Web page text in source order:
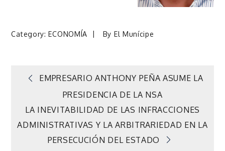
Category: ECONOMÍA By El Munícipe
Navegación
de
entradas
EMPRESARIO ANTHONY PEÑA ASUME LA
PRESIDENCIA DE LA NSA
LA INEVITABILIDAD DE LAS INFRACCIONES
ADMINISTRATIVAS Y LA ARBITRARIEDAD EN LA
PERSECUCIÓN DEL ESTADO